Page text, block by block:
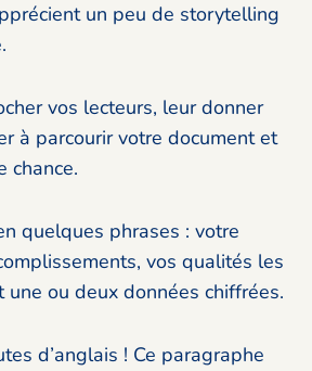
un peu de storytelling
vos lecteurs, leur donner
à parcourir votre document et
chance.
quelques phrases : votre
vos qualités les
ou deux données chiffrées.
d’anglais ! Ce paragraphe